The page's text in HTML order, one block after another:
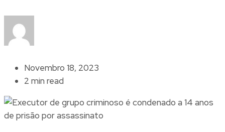
Novembro 18, 2023
2 min read